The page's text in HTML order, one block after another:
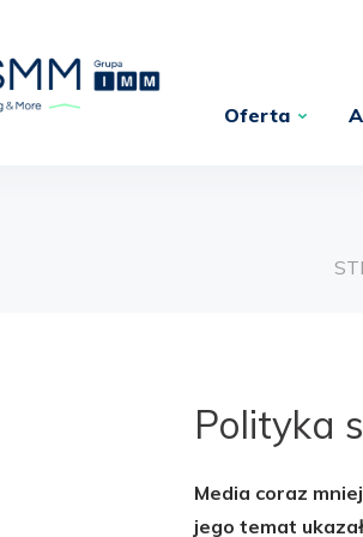
Oferta
Polityka
Media coraz
jego temat